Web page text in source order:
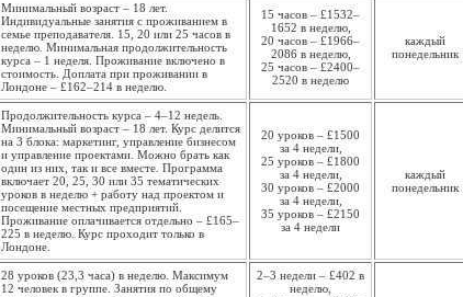
Минимальный возраст – 18 лет.
Индивидуальные занятия с проживанием в
семье преподавателя. 15, 20 или 25 часов в
неделю. Минимальная продолжи­тельность
курса – 1 неделя. Проживание включено в
стоимость. Доплата при проживании в
Лондоне – £162–214 в неделю.
15 часов – £1532–
1652 в неделю,
20 часов – £1966–
2086 в неделю,
25 часов – £2400–
2520 в неделю
каждый
понедель­ник
Продолжительность курса – 4–12 недель.
Минимальный возраст – 18 лет. Курс делится
на 3 блока: маркетинг, управление бизнесом
и управление проектами. Можно брать как
один из них, так и все вместе. Программа
включает 20, 25, 30 или 35 тематических
уроков в неделю + работу над проектом и
посещение местных предприятий.
Проживание оплачивается отдельно – £165–
225 в неделю. Курс проходит только в
Лондоне.
20 уроков – £1500
за 4 недели,
25 уроков – £1800
за 4 недели,
30 уроков – £2000
за 4 недели,
35 уроков – £2150
за 4 недели
каждый
понедель­ник
28 уроков (23,3 часа) в неделю. Максимум
12 человек в группе. Занятия по общему
2–3 недели – £402 в
неделю,